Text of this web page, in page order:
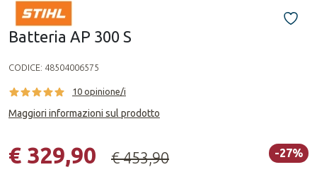
Batteria AP 300 S
CODICE: 48504006575
10 opinione/i
Maggiori informazioni sul prodotto
-27%
€ 329,90 € 453,90